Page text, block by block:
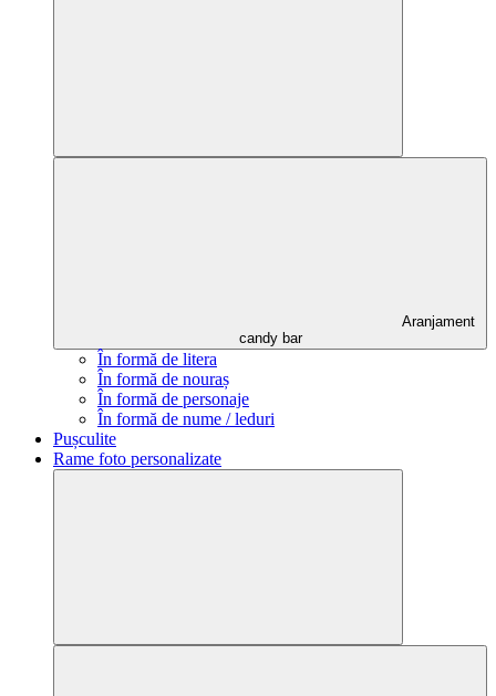
Aranjament
candy bar
În formă de litera
În formă de nouraș
În formă de personaje
În formă de nume / leduri
Pușculite
Rame foto personalizate